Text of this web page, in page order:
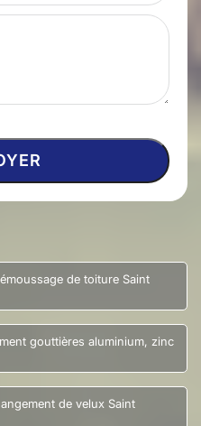
de toiture Saint
gouttières aluminium, zinc
de velux Saint